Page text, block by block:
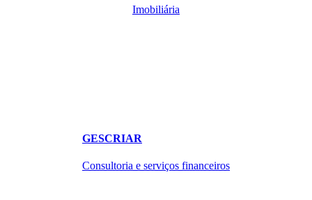
Imobiliária
GESCRIAR
Consultoria e serviços financeiros